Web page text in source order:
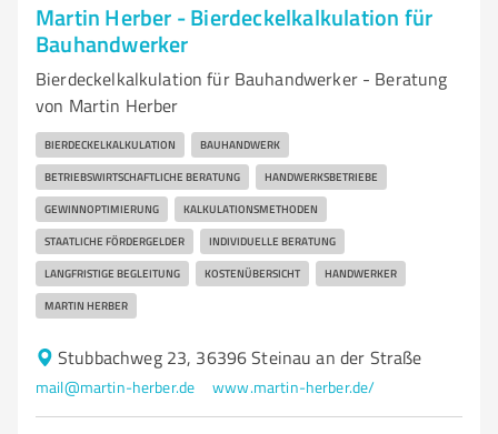
Martin Herber - Bierdeckelkalkulation für
Bauhandwerker
Bierdeckelkalkulation für Bauhandwerker - Beratung
von Martin Herber
BIERDECKELKALKULATION BAUHANDWERK
BETRIEBSWIRTSCHAFTLICHE BERATUNG HANDWERKSBETRIEBE
GEWINNOPTIMIERUNG KALKULATIONSMETHODEN
STAATLICHE FÖRDERGELDER INDIVIDUELLE BERATUNG
LANGFRISTIGE BEGLEITUNG KOSTENÜBERSICHT HANDWERKER
MARTIN HERBER
Stubbachweg 23, 36396 Steinau an der Straße
mail@martin-herber.de www.martin-herber.de/